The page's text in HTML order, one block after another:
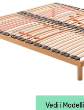
Vedi i Modelli